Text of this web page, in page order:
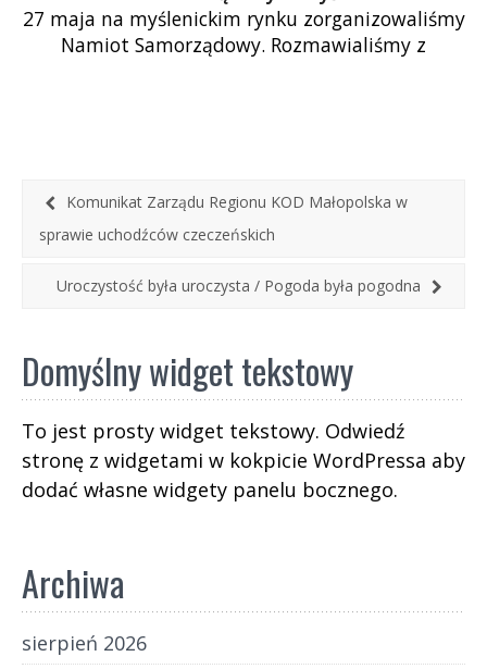
27 maja na myślenickim rynku zorganizowaliśmy
Namiot Samorządowy. Rozmawialiśmy z
Komunikat Zarządu Regionu KOD Małopolska w
sprawie uchodźców czeczeńskich
Uroczystość była uroczysta / Pogoda była pogodna
Domyślny widget tekstowy
To jest prosty widget tekstowy. Odwiedź
stronę z widgetami w kokpicie WordPressa aby
dodać własne widgety panelu bocznego.
Archiwa
sierpień 2026